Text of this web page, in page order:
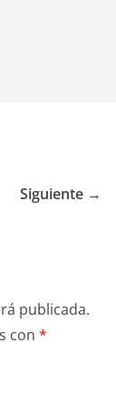
Siguiente →
publicada.
con *